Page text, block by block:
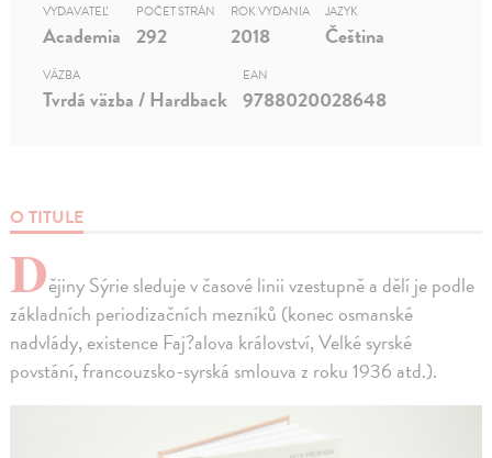
O TITULE
Dějiny Sýrie sleduje v časové linii vzestupně a dělí je podle
základních periodizačních mezníků (konec osmanské
nadvlády, existence Faj?alova království, Velké syrské
povstání, francouzsko-syrská smlouva z roku 1936 atd.).
VYDAVATEĽ
Academia
POČET STRÁN
292
ROK VYDANIA
2018
JAZYK
Čeština
VÄZBA
Tvrdá väzba / Hardback
EAN
9788020028648